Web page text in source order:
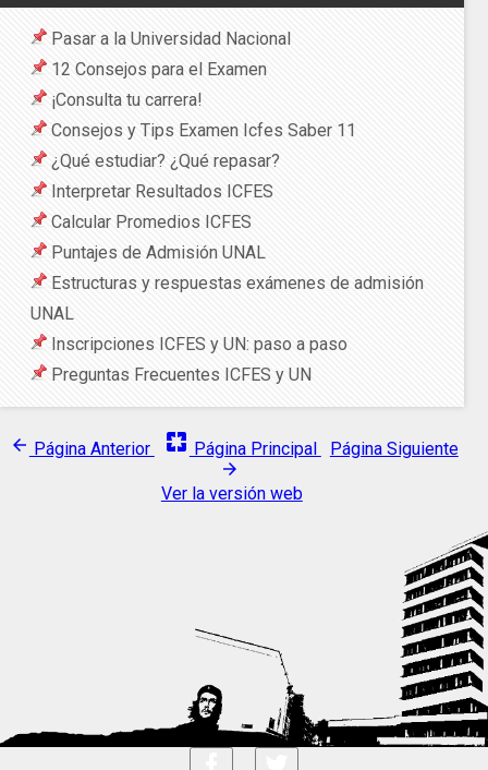
Pasar a la Universidad Nacional
12 Consejos para el Examen
¡Consulta tu carrera!
Consejos y Tips Examen Icfes Saber 11
¿Qué estudiar? ¿Qué repasar?
Interpretar Resultados ICFES
Calcular Promedios ICFES
Puntajes de Admisión UNAL
Estructuras y respuestas exámenes de admisión
UNAL
Inscripciones ICFES y UN: paso a paso
Preguntas Frecuentes ICFES y UN
arrow_back Página Anterior pages Página Principal Página Siguiente
arrow_forward
Ver la versión web